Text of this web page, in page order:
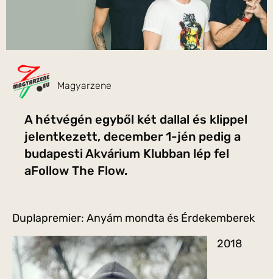
Magyarzene
A hétvégén egyből két dallal és klippel
jelentkezett, december 1-jén pedig a
budapesti Akvárium Klubban lép fel
aFollow The Flow.
Duplapremier: Anyám mondta és Érdekemberek
2018